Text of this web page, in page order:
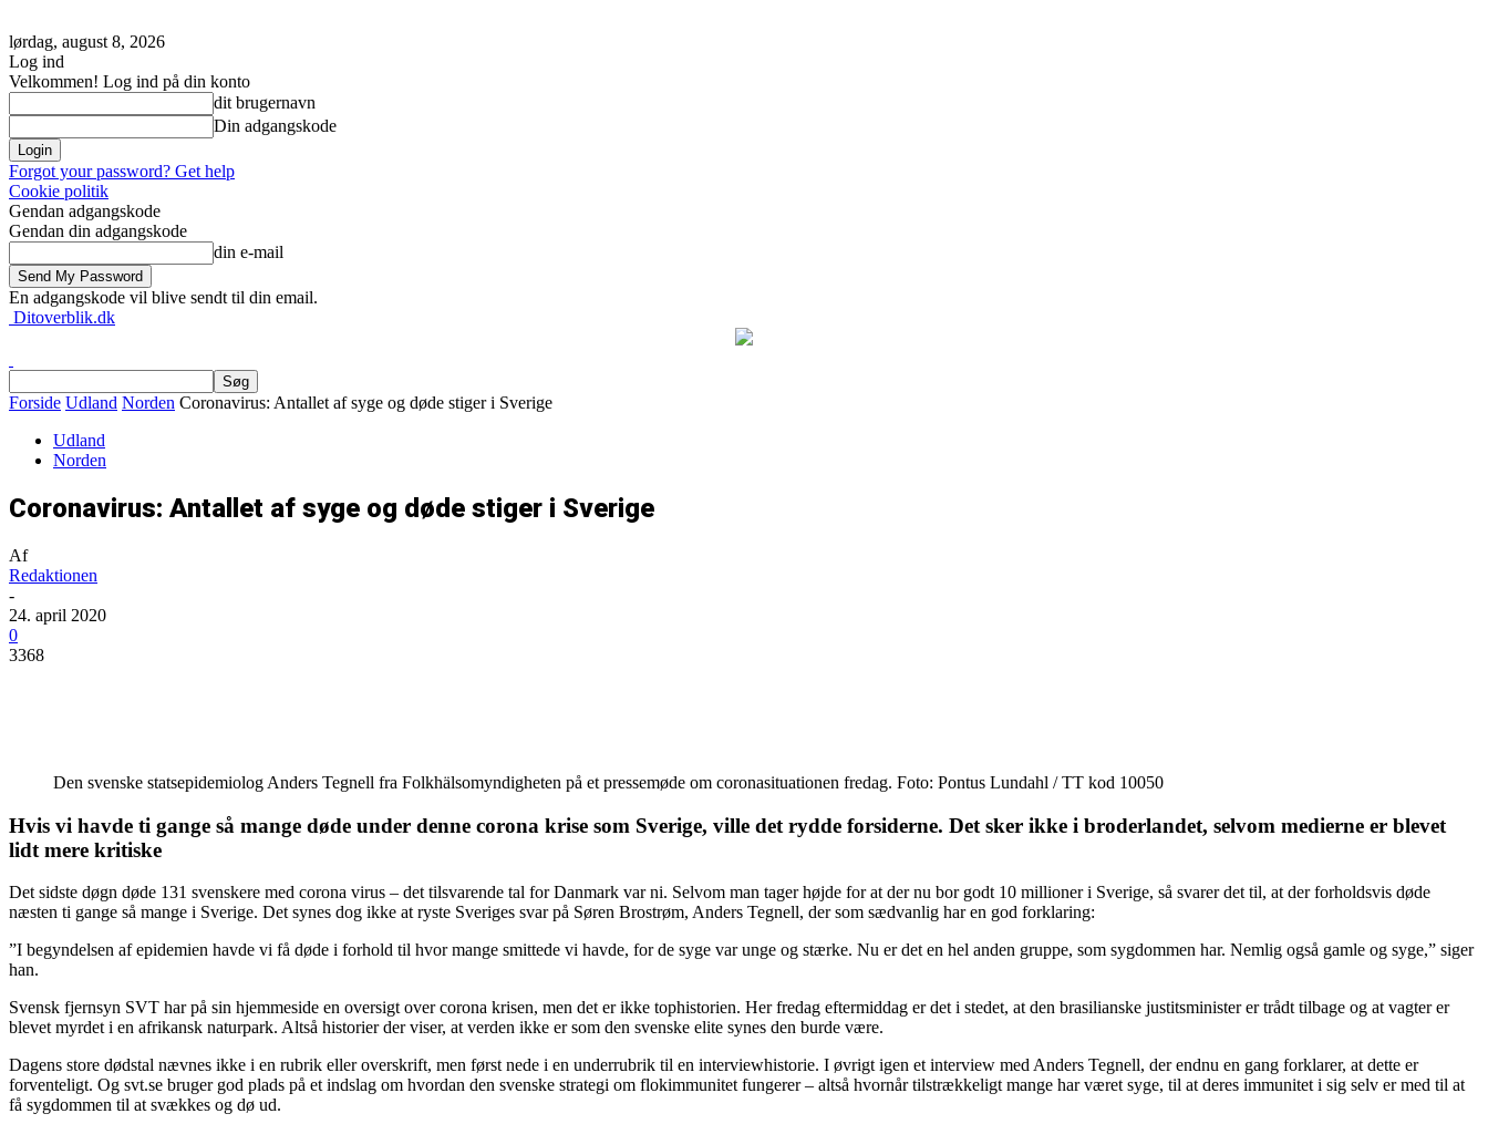
lørdag, august 8, 2026
Log ind
Velkommen! Log ind på din konto
dit brugernavn
Din adgangskode
Forgot your password? Get help
Cookie politik
Gendan adgangskode
Gendan din adgangskode
din e-mail
En adgangskode vil blive sendt til din email.
Ditoverblik.dk
Forside Udland Norden Coronavirus: Antallet af syge og døde stiger i Sverige
Udland
Norden
Coronavirus: Antallet af syge og døde stiger i Sverige
Af
Redaktionen
-
24. april 2020
0
3368
Den svenske statsepidemiolog Anders Tegnell fra Folkhälsomyndigheten på et pressemøde om coronasituationen fredag. Foto: Pontus Lundahl / TT kod 10050
Hvis vi havde ti gange så mange døde under denne corona krise som Sverige, ville det rydde forsiderne. Det sker ikke i broderlandet, selvom medierne er blevet
lidt mere kritiske
Det sidste døgn døde 131 svenskere med corona virus – det tilsvarende tal for Danmark var ni. Selvom man tager højde for at der nu bor godt 10 millioner i Sverige, så svarer det til, at der forholdsvis døde
næsten ti gange så mange i Sverige. Det synes dog ikke at ryste Sveriges svar på Søren Brostrøm, Anders Tegnell, der som sædvanlig har en god forklaring:
”I begyndelsen af epidemien havde vi få døde i forhold til hvor mange smittede vi havde, for de syge var unge og stærke. Nu er det en hel anden gruppe, som sygdommen har. Nemlig også gamle og syge,” siger
han.
Svensk fjernsyn SVT har på sin hjemmeside en oversigt over corona krisen, men det er ikke tophistorien. Her fredag eftermiddag er det i stedet, at den brasilianske justitsminister er trådt tilbage og at vagter er
blevet myrdet i en afrikansk naturpark. Altså historier der viser, at verden ikke er som den svenske elite synes den burde være.
Dagens store dødstal nævnes ikke i en rubrik eller overskrift, men først nede i en underrubrik til en interviewhistorie. I øvrigt igen et interview med Anders Tegnell, der endnu en gang forklarer, at dette er
forventeligt. Og svt.se bruger god plads på et indslag om hvordan den svenske strategi om flokimmunitet fungerer – altså hvornår tilstrækkeligt mange har været syge, til at deres immunitet i sig selv er med til at
få sygdommen til at svækkes og dø ud.